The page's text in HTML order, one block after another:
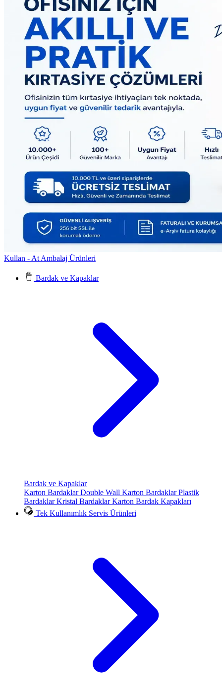
Kullan - At Ambalaj Ürünleri
Bardak ve Kapaklar
Bardak ve Kapaklar
Karton BardaklarDouble Wall Karton BardaklarPlastik
BardaklarKristal BardaklarKarton Bardak Kapakları
Tek Kullanımlık Servis Ürünleri